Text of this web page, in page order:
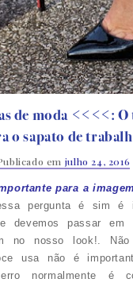
de moda <<<<: O
o sapato de
em julho 24, 2016
para a
pergunta é sim é
devemos passar em
no nosso look!.
usa não é
normalmente é